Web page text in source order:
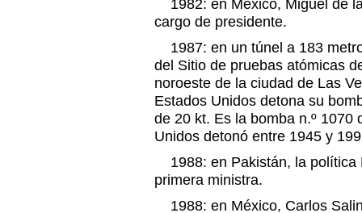
1982: en México, Miguel de
cargo de presidente.
1987: en un túnel a 183
del Sitio de pruebas atómicas
noroeste de la ciudad de Las
Estados Unidos detona su
de 20 kt. Es la bomba n.º 1070
Unidos detonó entre 1945 y
1988: en Pakistán, la política
primera ministra.
1988: en México, Carlos